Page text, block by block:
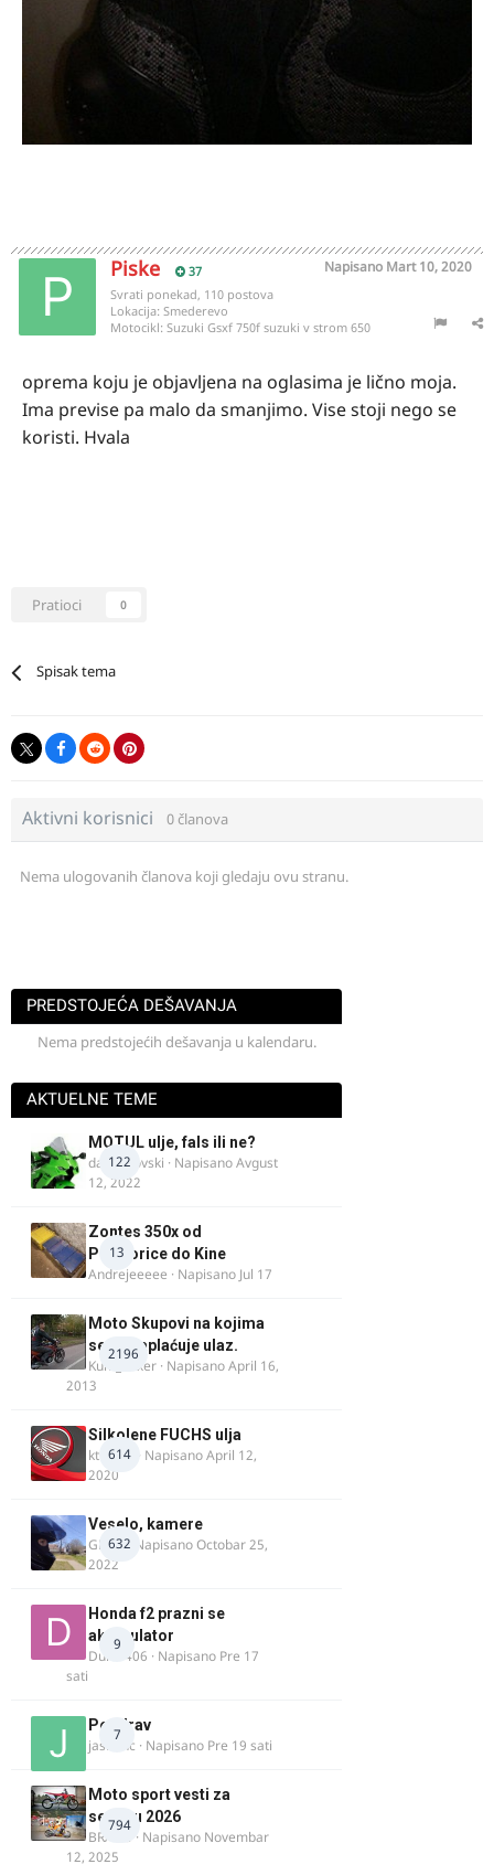
Piske 37 Napisano Mart 10, 2020
Svrati ponekad, 110 postova
Lokacija: Smederevo
Motocikl: Suzuki Gsxf 750f suzuki v strom 650
oprema koju je objavljena na oglasima je lično moja.
Ima previse pa malo da smanjimo. Vise stoji nego se
koristi. Hvala
Pratioci 0
Spisak tema
Aktivni korisnici 0 članova
Nema ulogovanih članova koji gledaju ovu stranu.
PREDSTOJEĆA DEŠAVANJA
Nema predstojećih dešavanja u kalendaru.
AKTUELNE TEME
122
MOTUL ulje, fals ili ne?
dalipopovski · NapisanoAvgust
12, 2022
13
Zontes 350x od
Podgorice do Kine
Andrejeeeee · Napisano Jul 17
2196
Moto Skupovi na kojima
se ne naplaćuje ulaz.
Kum_Mixer · NapisanoApril 16,
2013
614
Silkolene FUCHS ulja
ktm600 · NapisanoApril 12,
2020
632
Veselo, kamere
GR 46· NapisanoOctobar 25,
2022
9
Honda f2 prazni se
akomulator
Dule1406 · Napisano Pre 17
sati
7
Pozdrav
jasminc · Napisano Pre 19 sati
794
Moto sport vesti za
sezonu 2026
BRACO · Napisano Novembar
12, 2025